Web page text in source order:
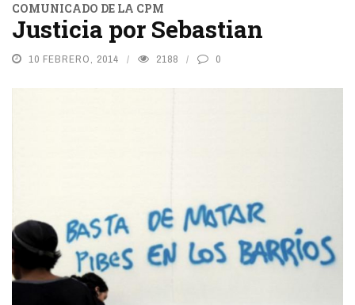
COMUNICADO DE LA CPM
Justicia por Sebastian
10 FEBRERO, 2014 2188 0